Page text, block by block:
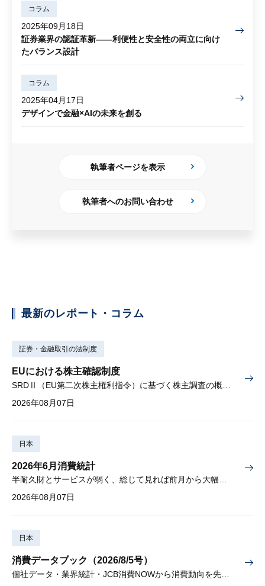
コラム
2025年09月18日
証券業界の認証革新——利便性と安全性の両立に向け
たバランス設計
コラム
2025年04月17日
デザインで金融×AIの未来を創る
執筆者ページを表示
執筆者へのお問い合わせ
最新のレポート・コラム
証券・金融取引の法制度
EUにおける株主確認制度
2026年08月07日
日本
2026年6月消費統計
半耐久財とサービスが弱く、総じて見れば前月から大幅に減少
2026年08月07日
日本
消費データブック（2026/8/5号）